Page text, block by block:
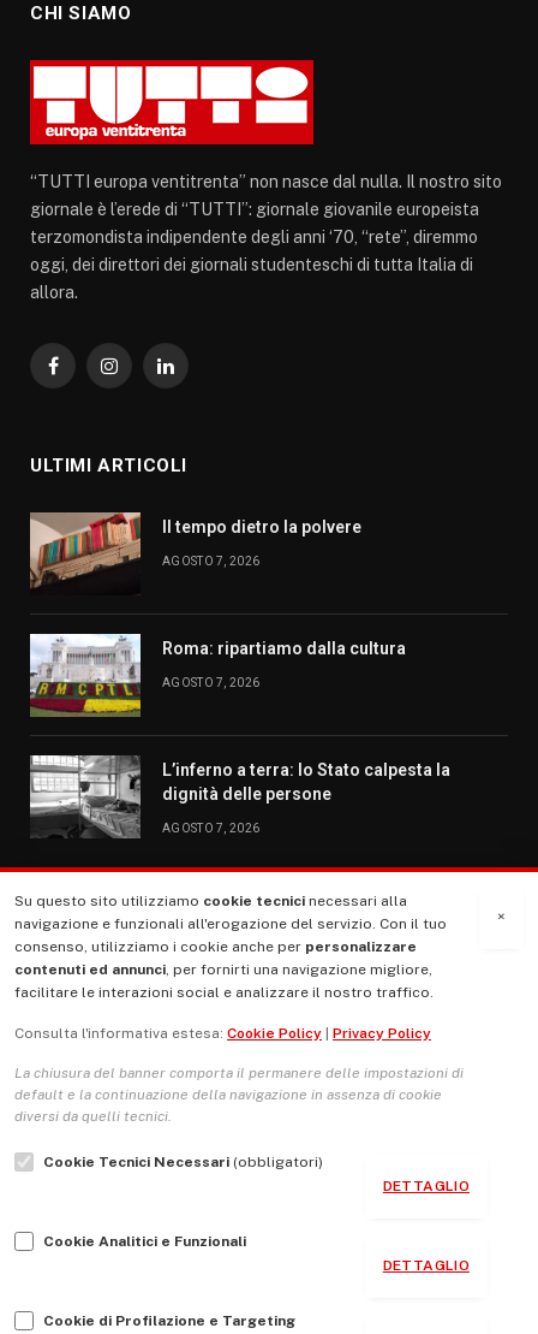
CHI SIAMO
“TUTTI europa ventitrenta” non nasce dal nulla. Il nostro sito
giornale è l’erede di “TUTTI”: giornale giovanile europeista
terzomondista indipendente degli anni ‘70, “rete”, diremmo
oggi, dei direttori dei giornali studenteschi di tutta Italia di
allora.
FacebookInstagramLinkedIn
ULTIMI ARTICOLI
Il tempo dietro la polvere
AGOSTO 7, 2026
Roma: ripartiamo dalla cultura
AGOSTO 7, 2026
L’inferno a terra: lo Stato calpesta la
dignità delle persone
AGOSTO 7, 2026
MENU
La Nostra Storia
Le Copertine
L’Associazione
Indirizzo Socio Politico Culturale
Guida per le autrici e gli autori
×
Su questo sito utilizziamo cookie tecnici necessari alla
navigazione e funzionali all'erogazione del servizio. Con il tuo
consenso, utilizziamo i cookie anche per personalizzare
contenuti ed annunci, per fornirti una navigazione migliore,
facilitare le interazioni social e analizzare il nostro traffico.
Consulta l'informativa estesa: Cookie Policy Privacy Policy
La chiusura del banner comporta il permanere delle impostazioni di
default e la continuazione della navigazione in assenza di cookie
diversi da quelli tecnici.
Cookie Tecnici Necessari (obbligatori)
DETTAGLIO
Cookie Analitici e Funzionali
DETTAGLIO
Cookie di Profilazione e Targeting